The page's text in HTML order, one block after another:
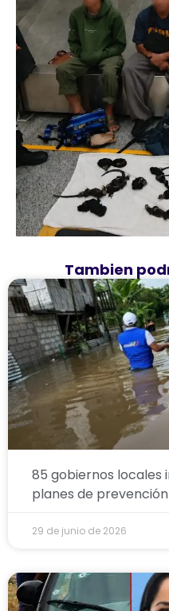
Tambien
85 gobiernos locales
planes de
29 de junio de 2026